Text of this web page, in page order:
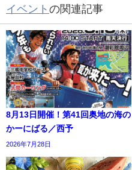
イベント の関連記事
8月13日開催！第41回奥地の海の
かーにばる／西予
2026年7月28日